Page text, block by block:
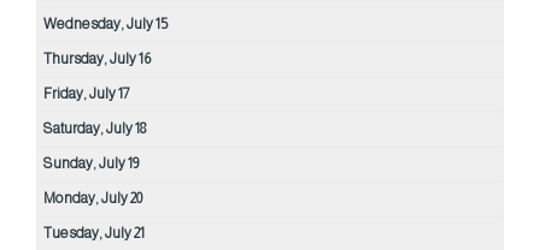
Wednesday,July15
Thursday,July16
Friday,July17
Saturday,July18
Sunday,July19
Monday,July20
Tuesday,July21